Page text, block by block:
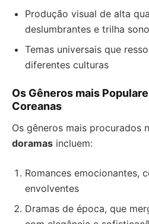
Produção visual de alta
deslumbrantes e trilha
Temas universais que
diferentes culturas
Os Gêneros mais
Coreanas
Os gêneros mais procurados
doramas incluem:
Romances emocionantes,
envolventes
Dramas de época, que